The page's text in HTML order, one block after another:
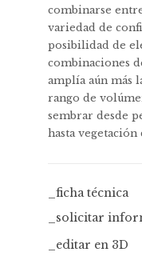
combinarse
variedad de
posibilidad de
combinaciones
amplía aún más
rango de
sembrar desde
hasta
_ficha técnica
_solicitar
_editar en 3D